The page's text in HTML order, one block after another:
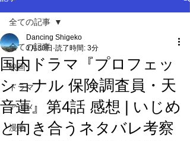
全ての記事
映画
ドラマ
アニメ
漫画
全ての記事
国内ドラマ『プロフェッ
ショナル 保険調査員・天
音蓮』第4話 感想 | いじめ
と向き合うネタバレ考察
Dancing Shigeko
1月30日 読了時間: 3分